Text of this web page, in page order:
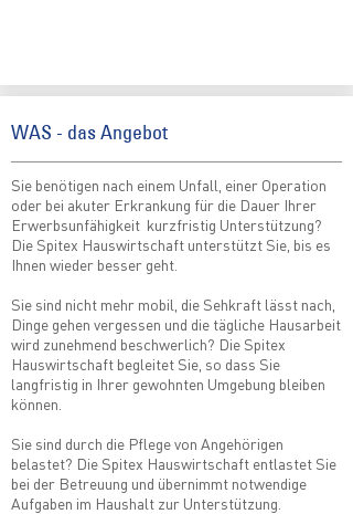
WAS - das Angebot
Sie benötigen nach einem Unfall, einer Operation
oder bei akuter Erkrankung für die Dauer Ihrer
Erwerbsunfähigkeit kurzfristig Unterstützung?
Die Spitex Hauswirtschaft unterstützt Sie, bis es
Ihnen wieder besser geht.
Sie sind nicht mehr mobil, die Sehkraft lässt nach,
Dinge gehen vergessen und die tägliche Hausarbeit
wird zunehmend beschwerlich? Die Spitex
Hauswirtschaft begleitet Sie, so dass Sie
langfristig in Ihrer gewohnten Umgebung bleiben
können.
Sie sind durch die Pflege von Angehörigen
belastet? Die Spitex Hauswirtschaft entlastet Sie
bei der Betreuung und übernimmt notwendige
Aufgaben im Haushalt zur Unterstützung.